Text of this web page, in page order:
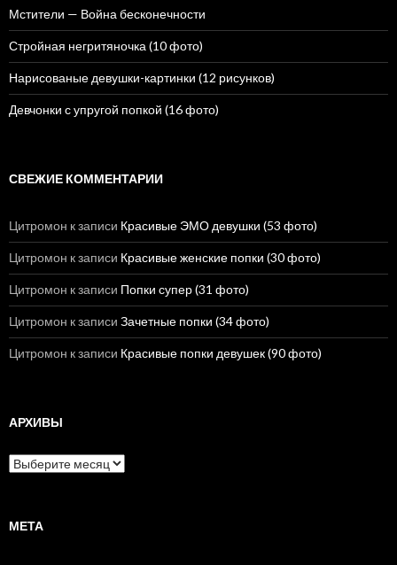
Мстители — Война бесконечности
Стройная негритяночка (10 фото)
Нарисованые девушки-картинки (12 рисунков)
Девчонки с упругой попкой (16 фото)
СВЕЖИЕ КОММЕНТАРИИ
Цитромон к записи Красивые ЭМО девушки (53 фото)
Цитромон к записи Красивые женские попки (30 фото)
Цитромон к записи Попки супер (31 фото)
Цитромон к записи Зачетные попки (34 фото)
Цитромон к записи Красивые попки девушек (90 фото)
АРХИВЫ
А
р
в
МЕТА